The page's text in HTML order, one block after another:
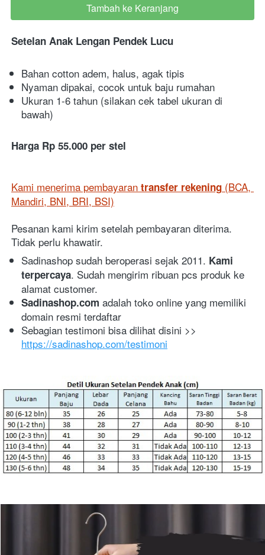
`
Tambah ke Keranjang
Setelan Anak Lengan Pendek Lucu
Bahan cotton adem, halus, agak tipis
Nyaman dipakai, cocok untuk baju rumahan
Ukuran 1-6 tahun (silakan cek tabel ukuran di
bawah)
Harga Rp 55.000 per stel
Kami menerima pembayaran transfer rekening (BCA,
Mandiri, BNI, BRI, BSI)
Pesanan kami kirim setelah pembayaran diterima.
Tidak perlu khawatir.
Sadinashop sudah beroperasi sejak 2011. Kami
terpercaya. Sudah mengirim ribuan pcs produk ke
alamat customer.
Sadinashop.com adalah toko online yang memiliki
domain resmi terdaftar
https://sadinashop.com/testimoni